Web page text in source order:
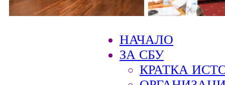
НАЧАЛО
ЗА СБУ
КРАТКА